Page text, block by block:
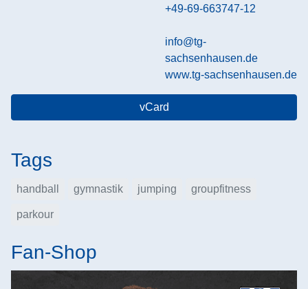
+49-69-663747-12
info@tg-
sachsenhausen.de
www.tg-sachsenhausen.de
vCard
Tags
handball gymnastik jumping groupfitness
parkour
Fan-Shop